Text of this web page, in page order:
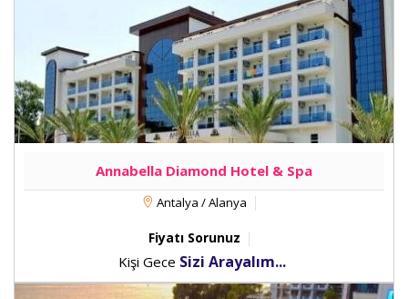
Annabella Diamond Hotel & Spa
Antalya / Alanya
Fiyatı Sorunuz
Kişi Gece Sizi Arayalım...